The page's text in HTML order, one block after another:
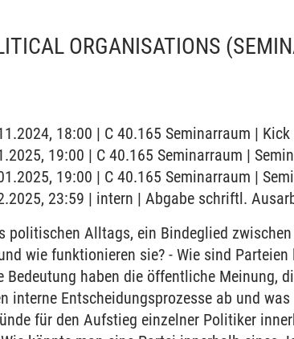
ORGANISATIONS
18:00 | C 40.165 Seminarraum |
19:00 | C 40.165 Seminarraum |
19:00 | C 40.165 Seminarraum |
23:59 | intern | Abgabe schriftl.
politischen Alltags, ein Bindeglied
wie funktionieren sie? - Wie sind
haben die öffentliche Meinung,
interne Entscheidungsprozesse ab und
für den Aufstieg einzelner Politiker